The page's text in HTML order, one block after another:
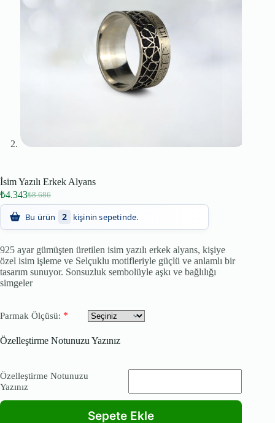
İsim Yazılı Erkek Alyans
₺8.686
₺4.343
Bu ürün 2 kişinin sepetinde.
925 ayar gümüşten üretilen isim yazılı erkek alyans, kişiye
özel isim işleme ve Selçuklu motifleriyle güçlü ve anlamlı bir
tasarım sunuyor. Sonsuzluk sembolüyle aşkı ve bağlılığı
simgeler
Parmak Ölçüsü: *
Özelleştirme Notunuzu Yazınız
Özelleştirme Notunuzu
Yazınız